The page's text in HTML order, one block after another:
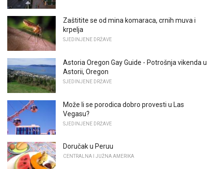
Zaštitite se od mina komaraca, crnih muva i
krpelja
SJEDINJENE DRŽAVE
Astoria Oregon Gay Guide - Potrošnja vikenda u
Astorii, Oregon
SJEDINJENE DRŽAVE
Može li se porodica dobro provesti u Las
Vegasu?
SJEDINJENE DRŽAVE
Doručak u Peruu
CENTRALNA I JUŽNA AMERIKA